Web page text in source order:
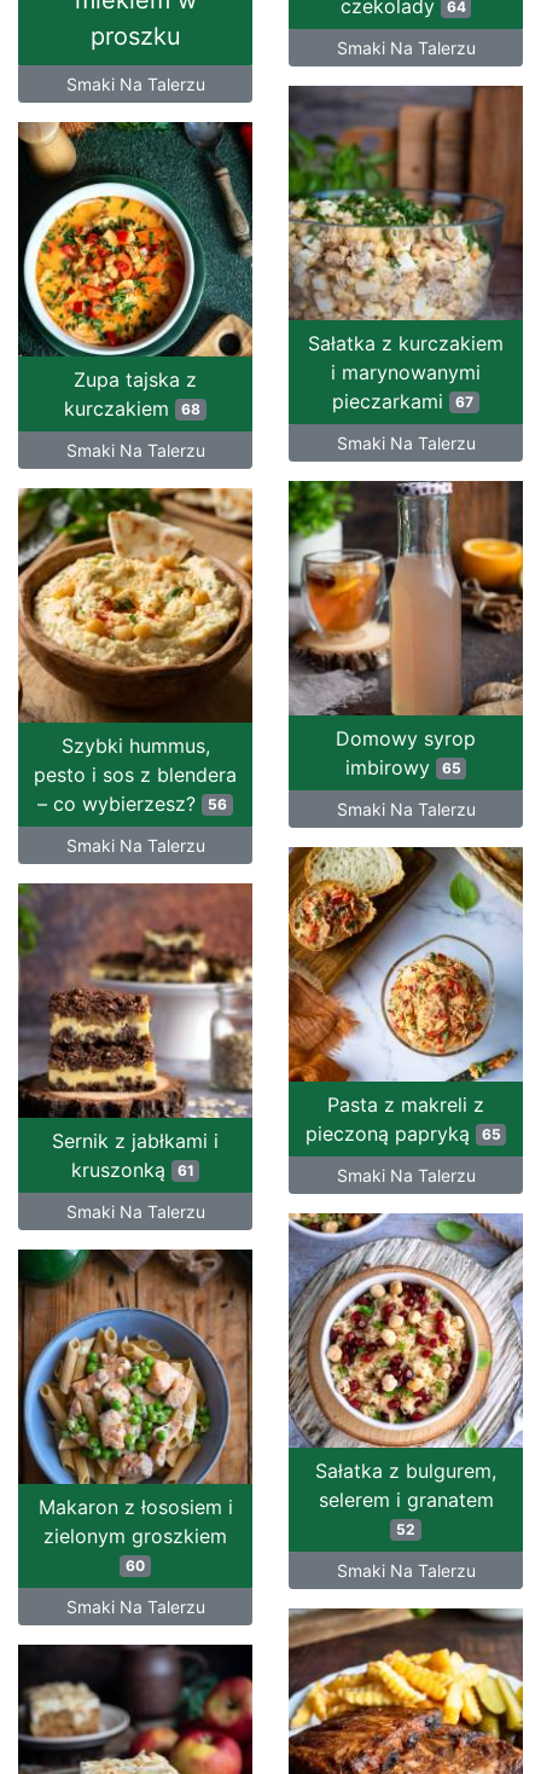
czekolady
64
Smaki Na Talerzu
proszku
Smaki Na Talerzu
Sałatka z kurczakiem
i marynowanymi
pieczarkami 67
Smaki Na Talerzu
Zupa tajska z
kurczakiem 68
Smaki Na Talerzu
Domowy syrop
imbirowy
65
Smaki Na Talerzu
Szybki hummus,
pesto i sos z blendera
– co wybierzesz? 56
Smaki Na Talerzu
Pasta z makreli z
pieczoną papryką
65
Smaki Na Talerzu
Sernik z jabłkami i
kruszonką
61
Smaki Na Talerzu
Sałatka z bulgurem,
selerem i granatem
52
Smaki Na Talerzu
Makaron z łososiem i
zielonym groszkiem
60
Smaki Na Talerzu